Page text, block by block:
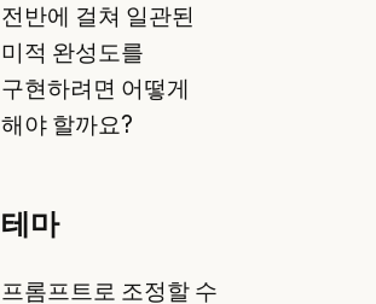
전반에 걸쳐 일관된
미적 완성도를
구현하려면 어떻게
해야 할까요?
테마
프롬프트로 조정할 수